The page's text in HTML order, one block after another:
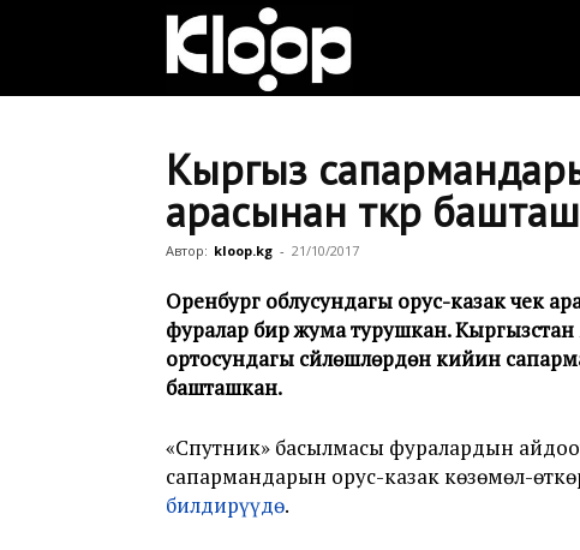
Кыргызстан
Кыргыз
арасынан өткөрө
Автор: kloop.kg - 21/10/2017
Оренбург облусундагы орус-казак чек
фуралар бир жума турушкан. Кыргызстан
ортосундагы сүйлөшүүлөрдөн кийин
башташкан.
«Спутник» басылмасы фуралардын
сапармандарын орус-казак көзөмөл-
билдирүүдө.